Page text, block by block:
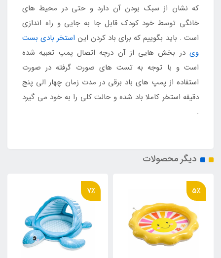
که نشان از سبک بودن آن دارد و حتی در محیط های
خانگی توسط خود کودک قابل جا به جایی و راه اندازی
است . باید بگوییم که برای باد کردن این استخر بادی بست
وی در بخش هایی از آن درچه اتصال پمپ تعبیه شده
است و با توجه به تست های صورت گرفته در صورت
استفاده از پمپ های باد برقی در مدت زمان چهار الی پنج
دقیقه استخر کاملا باد شده و حالت کلی را به خود می گیرد
.
دیگر محصولات
5٪ 7٪